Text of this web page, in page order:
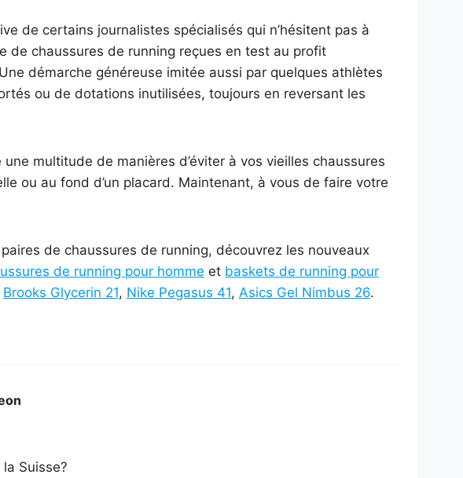
de certains journalistes spécialisés qui n’hésitent pas à
de chaussures de running reçues en test au profit
démarche généreuse imitée aussi par quelques athlètes
ou de dotations inutilisées, toujours en reversant les
une multitude de manières d’éviter à vos vieilles chaussures
ou au fond d’un placard. Maintenant, à vous de faire votre
de chaussures de running, découvrez les nouveaux
de running pour homme et baskets de running pour
Brooks Glycerin 21, Nike Pegasus 41, Asics Gel Nimbus 26.
Suisse?